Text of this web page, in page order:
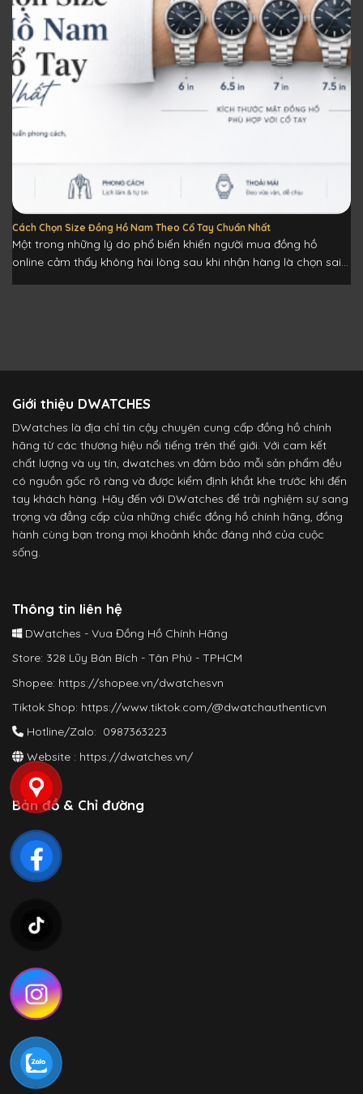
Cách Chọn Size Đồng Hồ Nam Theo Cổ Tay Chuẩn Nhất
Một trong những lý do phổ biến khiến người mua đồng hồ
online cảm thấy không hài lòng sau khi nhận hàng là chọn sai...
Giới thiệu DWATCHES
DWatches là địa chỉ tin cậy chuyên cung cấp đồng hồ chính
hãng từ các thương hiệu nổi tiếng trên thế giới. Với cam kết
chất lượng và uy tín, dwatches.vn đảm bảo mỗi sản phẩm đều
có nguồn gốc rõ ràng và được kiểm định khắt khe trước khi đến
tay khách hàng. Hãy đến với DWatches để trải nghiệm sự sang
trọng và đẳng cấp của những chiếc đồng hồ chính hãng, đồng
hành cùng bạn trong mọi khoảnh khắc đáng nhớ của cuộc
sống.
Thông tin liên hệ
DWatches - Vua Đồng Hồ Chính Hãng
Store: 328 Lũy Bán Bích - Tân Phú - TPHCM
Shopee: https://shopee.vn/dwatchesvn
Tiktok Shop: https://www.tiktok.com/@dwatchauthenticvn
Hotline/Zalo: 0987363223
Website : https://dwatches.vn/
Bản đồ & Chỉ đường